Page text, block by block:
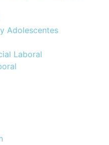
Adolescentes
Laboral